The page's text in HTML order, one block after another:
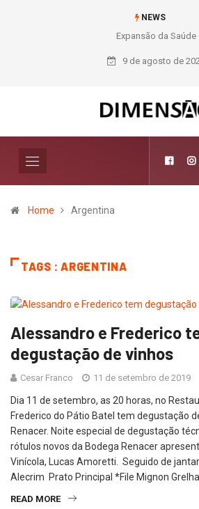
NEWS
Expansão da Saúde
9 de agosto de
Home Argentina
TAGS : ARGENTINA
Alessandro e Frederico
degustação de vinhos
Cesar Franco 11 de setembro de 2019
Dia 11 de setembro, as 20 horas, no
Frederico do Pátio Batel tem degustação
Renacer. Noite especial de degustação
rótulos novos da Bodega Renacer
Vinícola, Lucas Amoretti. Seguido de
Alecrim Prato Principal *File Mignon
READ MORE